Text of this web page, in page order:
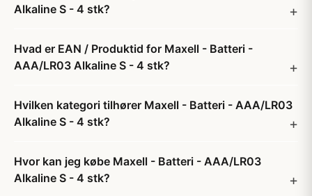
Alkaline S - 4 stk?
Hvad er EAN / Produktid for Maxell - Batteri -
AAA/LR03 Alkaline S - 4 stk?
Hvilken kategori tilhører Maxell - Batteri - AAA/LR03
Alkaline S - 4 stk?
Hvor kan jeg købe Maxell - Batteri - AAA/LR03
Alkaline S - 4 stk?